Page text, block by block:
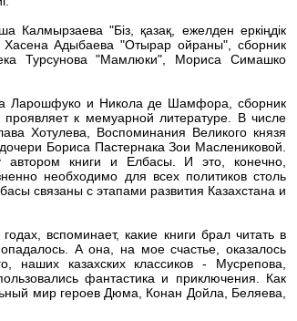
Калмырзаева "Біз, қазақ, ежелден еркіңдік
Хасена Адыбаева "Отырар ойраны", сборник
Турсунова "Мамлюки", Мориса Симашко
Ларошфуко и Никола де Шамфора, сборник
к мемуарной литературе. В числе
Хотулева, Воспоминания Великого князя
Бориса Пастернака Зои Маслениковой.
автором книги и Елбасы. И это, конечно,
необходимо для всех политиков столь
связаны с этапами развития Казахстана и
вспоминает, какие книги брал читать в
А она, на мое счастье, оказалось
наших казахских классиков - Мусрепова,
фантастика и приключения. Как
мир героев Дюма, Конан Дойла, Беляева,